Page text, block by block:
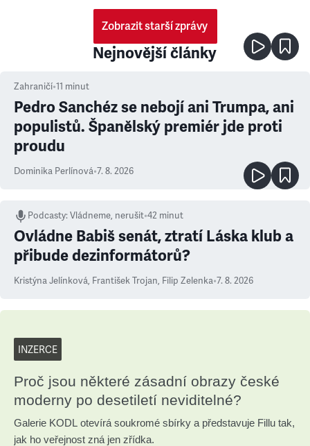
Zobrazit starší zprávy
Nejnovější články
Zahraničí•11 minut
Pedro Sanchéz se nebojí ani Trumpa, ani
populistů. Španělský premiér jde proti
proudu
Dominika Perlínová•7. 8. 2026
Podcasty:Vládneme, nerušit•42 minut
Ovládne Babiš senát, ztratí Láska klub a
přibude dezinformátorů?
Kristýna Jelínková, František Trojan, Filip Zelenka•7. 8. 2026
INZERCE
Proč jsou některé zásadní obrazy české
moderny po desetiletí neviditelné?
Galerie KODL otevírá soukromé sbírky a představuje Fillu tak,
jak ho veřejnost zná jen zřídka.